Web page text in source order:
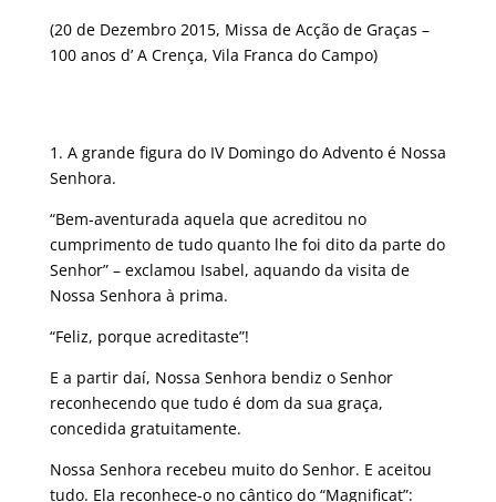
(20 de Dezembro 2015, Missa de Acção de Graças –
100 anos d’ A Crença, Vila Franca do Campo)
1. A grande figura do IV Domingo do Advento é Nossa
Senhora.
“Bem-aventurada aquela que acreditou no
cumprimento de tudo quanto lhe foi dito da parte do
Senhor” – exclamou Isabel, aquando da visita de
Nossa Senhora à prima.
“Feliz, porque acreditaste”!
E a partir daí, Nossa Senhora bendiz o Senhor
reconhecendo que tudo é dom da sua graça,
concedida gratuitamente.
Nossa Senhora recebeu muito do Senhor. E aceitou
tudo. Ela reconhece-o no cântico do “Magnificat”: